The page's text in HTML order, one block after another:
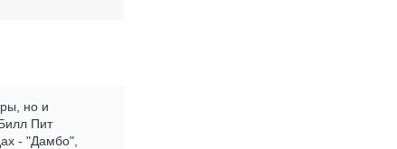
но и
Пит
- "Дамбо",